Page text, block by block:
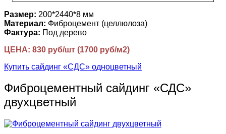
Размер: 200*2440*8 мм
Материал: Фиброцемент (целлюлоза)
Фактура: Под дерево
ЦЕНА: 830 руб/шт (1700 руб/м2)
Купить сайдинг «СДС» одноцветный
Фиброцементный сайдинг «СДС»
двухцветный